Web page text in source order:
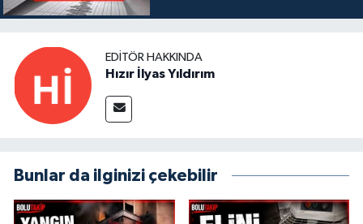
EDITÖR HAKKINDA
Hızır İlyas Yıldırım
Bunlar da ilginizi çekebilir